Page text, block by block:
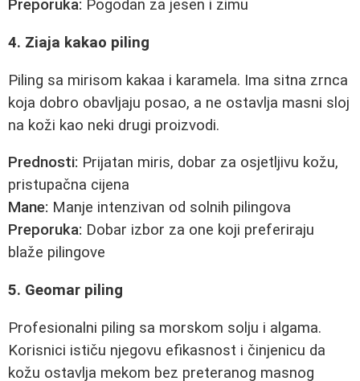
Preporuka: Pogodan za jesen i zimu
4. Ziaja kakao piling
Piling sa mirisom kakaa i karamela. Ima sitna zrnca
koja dobro obavljaju posao, a ne ostavlja masni sloj
na koži kao neki drugi proizvodi.
Prednosti: Prijatan miris, dobar za osjetljivu kožu,
pristupačna cijena
Mane: Manje intenzivan od solnih pilingova
Preporuka: Dobar izbor za one koji preferiraju
blaže pilingove
5. Geomar piling
Profesionalni piling sa morskom solju i algama.
Korisnici ističu njegovu efikasnost i činjenicu da
kožu ostavlja mekom bez preteranog masnog